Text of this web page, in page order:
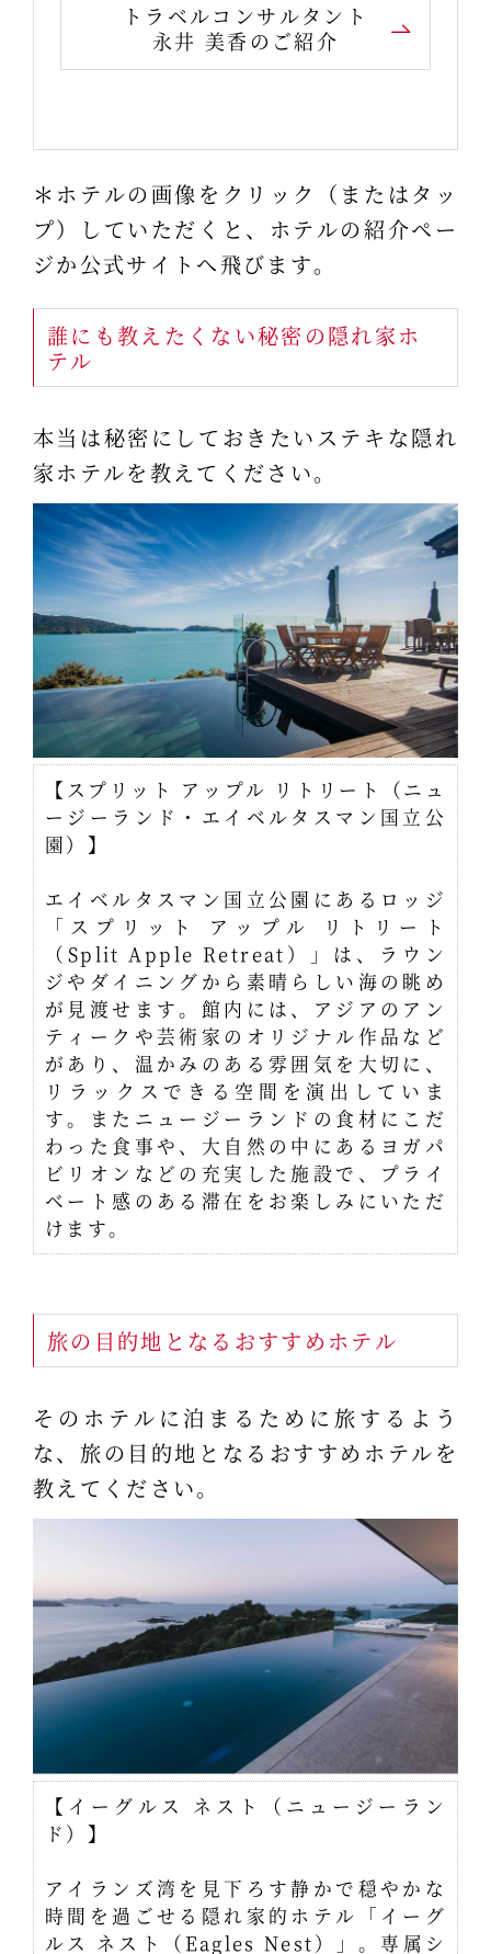
トラベルコンサルタント
永井 美香のご紹介
＊ホテルの画像をクリック（またはタッ
プ）していただくと、ホテルの紹介ペー
ジか公式サイトへ飛びます。
誰にも教えたくない秘密の隠れ家ホ
テル
本当は秘密にしておきたいステキな隠れ
家ホテルを教えてください。
【スプリット アップル リトリート（ニュ
ージーランド・エイベルタスマン国立公
園）】
エイベルタスマン国立公園にあるロッジ
「スプリット アップル リトリート
（Split Apple Retreat）」は、ラウン
ジやダイニングから素晴らしい海の眺め
が見渡せます。館内には、アジアのアン
ティークや芸術家のオリジナル作品など
があり、温かみのある雰囲気を大切に、
リラックスできる空間を演出していま
す。またニュージーランドの食材にこだ
わった食事や、大自然の中にあるヨガパ
ビリオンなどの充実した施設で、プライ
ベート感のある滞在をお楽しみにいただ
けます。
旅の目的地となるおすすめホテル
そのホテルに泊まるために旅するよう
な、旅の目的地となるおすすめホテルを
教えてください。
【イーグルス ネスト（ニュージーラン
ド）】
アイランズ湾を見下ろす静かで穏やかな
時間を過ごせる隠れ家的ホテル「イーグ
ルス ネスト（Eagles Nest）」。専属シ